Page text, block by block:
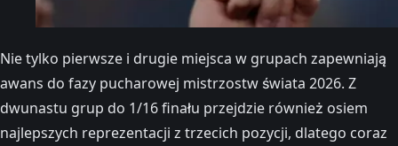
Nie tylko pierwsze i drugie miejsca w grupach zapewniają
awans do fazy pucharowej mistrzostw świata 2026. Z
dwunastu grup do 1/16 finału przejdzie również osiem
najlepszych reprezentacji z trzecich pozycji, dlatego coraz